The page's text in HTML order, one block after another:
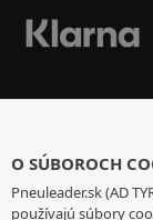
O SÚBOROCH
Pneuleader.sk (AD
používajú súbory